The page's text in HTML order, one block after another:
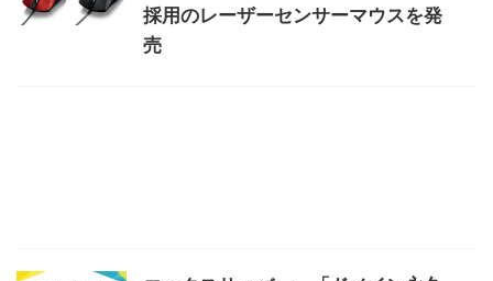
採用のレーザーセンサーマウスを発
売